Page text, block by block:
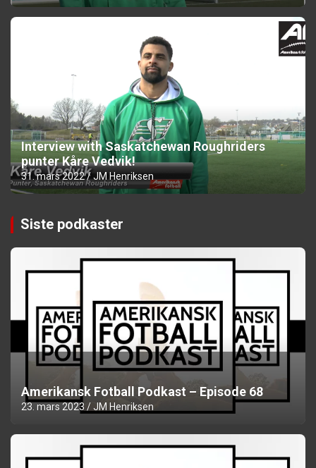
Interview with Saskatchewan Roughriders
punter Kåre Vedvik!
31. mars 2022 JM Henriksen
Siste podkaster
Amerikansk Fotball Podkast – Episode 68
23. mars 2023 JM Henriksen